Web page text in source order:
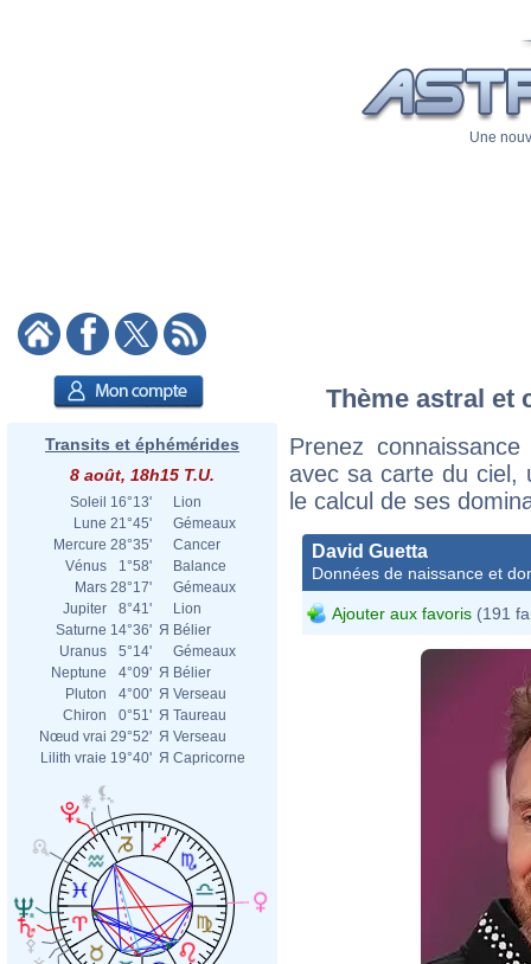
Une
Transits et éphémérides
8 août, 18h15 T.U.
Soleil 16°13'
Lion
Lune 21°45'
Gémeaux
Mercure 28°35'
Cancer
Vénus
1°58'
Balance
Mars 28°17'
Gémeaux
Jupiter
8°41'
Lion
Saturne 14°36' Я Bélier
Uranus
5°14'
Gémeaux
Neptune
4°09' Я Bélier
Pluton
4°00' Я Verseau
Chiron
0°51' Я Taureau
Nœud vrai 29°52' Я Verseau
Lilith vraie 19°40' Я Capricorne
Thème astral et
Prenez
avec sa carte du ciel,
le calcul de ses
David Guetta
Données de naissance et
Ajouter aux favoris (191